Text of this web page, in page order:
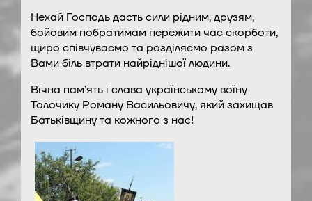
Нехай Господь дасть сили рідним, друзям,
бойовим побратимам пережити час скорботи,
щиро співчуваємо та розділяємо разом з
Вами біль втрати найріднішої людини.
Вічна пам’ять і слава українському воїну
Толочику Роману Васильовичу, який захищав
Батьківщину та кожного з нас!